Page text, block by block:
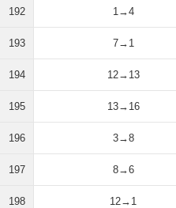
192 1→4
193 7→1
194 12→13
195 13→16
196 3→8
197 8→6
198 12→1